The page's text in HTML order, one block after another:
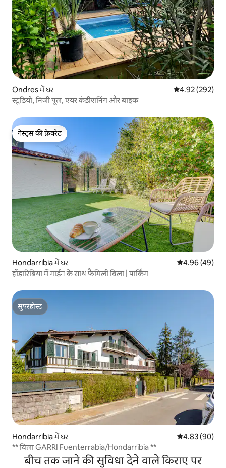
Ondres में घर औसत रेटिंग 5 में से
4.92 (292)
स्टूडियो, निजी पूल, एयर कंडीशनिंग और बाइक
गेस्ट्स की फ़ेवरेट
गेस्ट्स की फ़ेवरेट
Hondarribia में घर औसत रेटिंग 5 में
4.96 (49)
होंडारिबिया में गार्डन के साथ फैमिली विला | पार्किंग
सुपरहोस्ट
सुपरहोस्ट
Hondarribia में घर औसत रेटिंग 5 में
4.83 (90)
** विला GARRI Fuenterrabia/Hondarribia **
बीच तक जाने की सुविधा देने वाले किराए पर